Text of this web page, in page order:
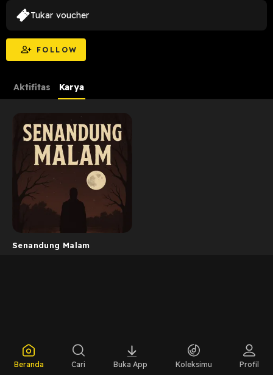
FOLLOW
Tukar voucher
Aktifitas Karya
Senandung Malam
Beranda Cari Buka App Koleksimu Profil